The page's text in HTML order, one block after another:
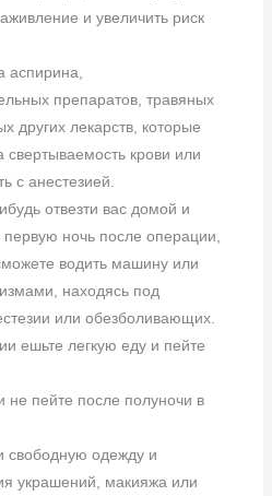
и увеличить риск
аспирина,
препаратов, травяных
других лекарств, которые
свертываемость крови или
с анестезией.
отвезти вас домой и
первую ночь после операции,
водить машину или
находясь под
или обезболивающих.
ешьте легкую еду и пейте
не пейте после полуночи в
свободную одежду и
украшений, макияжа или